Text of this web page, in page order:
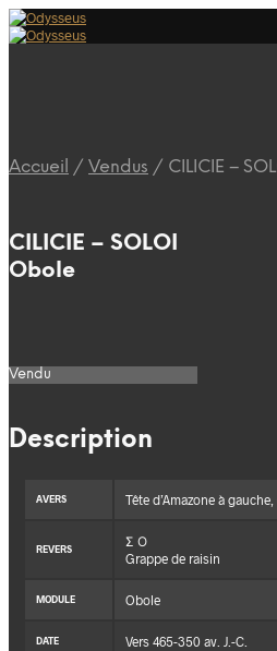
Accueil / Vendus / CILICIE –
CILICIE – SOLOI
Obole
Vendu
Description
AVERS Tête d’Amazone à
REVERS
Σ Ο
Grappe de raisin
MODULE Obole
DATE Vers 465-350 av. J.-C.